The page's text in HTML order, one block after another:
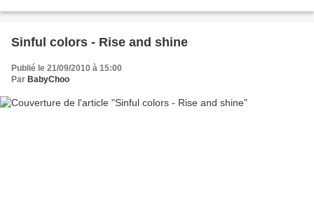
Sinful colors - Rise and shine
Publié le 21/09/2010 à 15:00
Par BabyChoo